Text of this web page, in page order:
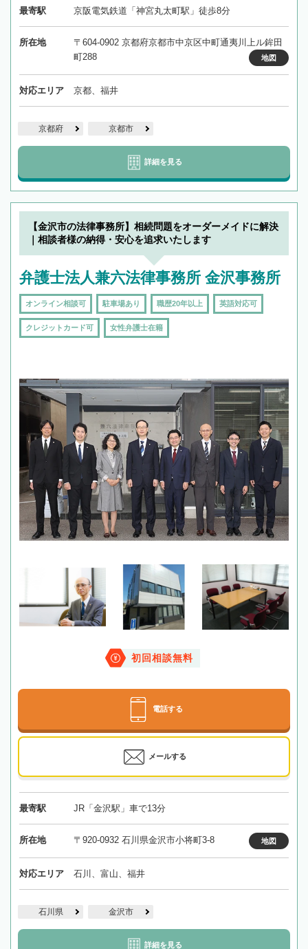
最寄駅 京阪電気鉄道「神宮丸太町駅」徒歩8分
所在地
〒604-0902 京都府京都市中京区中町通夷川上ル鉾田
町288
地図
対応エリア 京都、福井
京都府 京都市
詳細を見る
【金沢市の法律事務所】相続問題をオーダーメイドに解決
｜相談者様の納得・安心を追求いたします
弁護士法人兼六法律事務所 金沢事務所
オンライン相談可 駐車場あり 職歴20年以上 英語対応可
クレジットカード可 女性弁護士在籍
初回相談無料
電話する
メールする
最寄駅 JR「金沢駅」車で13分
所在地 〒920-0932 石川県金沢市小将町3-8 地図
対応エリア 石川、富山、福井
石川県 金沢市
詳細を見る